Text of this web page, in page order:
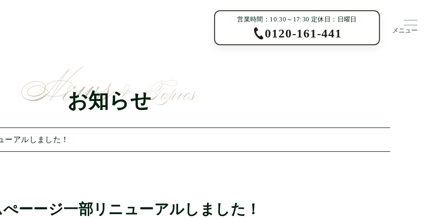
営業時間：10:30～17:30 定休日：日曜日
0120-161-441 メニュー
お知らせ
ーアルしました！
ーージ一部リニューアルしました！